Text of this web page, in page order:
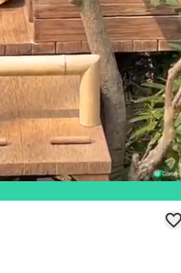
Loaded:
77.92%